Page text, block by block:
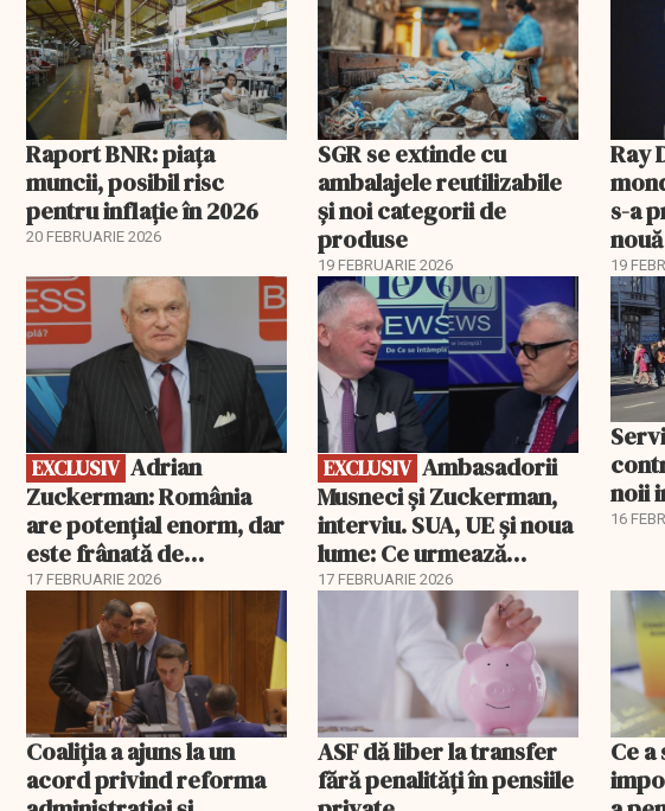
Raport BNR: piața
muncii, posibil risc
pentru inflație în 2026
20 FEBRUARIE 2026
SGR se extinde cu
ambalajele reutilizabile
și noi categorii de
produse
19 FEBRUARIE 2026
Ray
s-a
19
EXCLUSIV
EXCLUSIV
Zuckerman: România
are potențial enorm, dar
este frânată de
corupție, companii de
stat și influența
propagandei ruse
17 FEBRUARIE 2026
EXCLUSIV
EXCLUSIV Ambasadorii
Musneci și Zuckerman,
interviu. SUA, UE și noua
lume: Ce urmează
pentru România
17 FEBRUARIE 2026
noii
16
Coaliția a ajuns la un
acord privind reforma
ASF dă liber la transfer
fără penalități în pensiile
Ce